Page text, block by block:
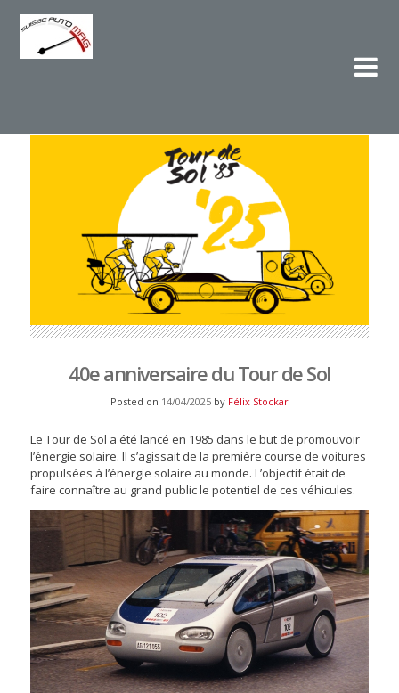
40e anniversaire du Tour de Sol
Posted on 14/04/2025 by Félix Stockar
Le Tour de Sol a été lancé en 1985 dans le but de promouvoir
l’énergie solaire. Il s’agissait de la première course de voitures
propulsées à l’énergie solaire au monde. L’objectif était de
faire connaître au grand public le potentiel de ces véhicules.